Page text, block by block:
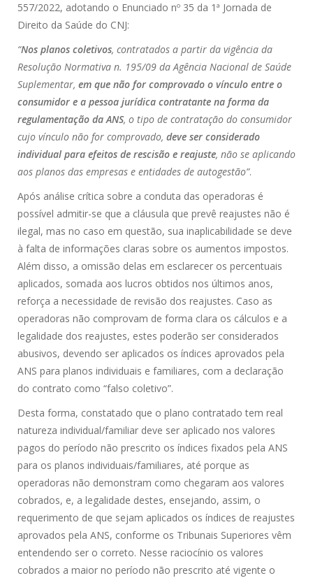
557/2022, adotando o Enunciado nº 35 da 1ª Jornada de
Direito da Saúde do CNJ:
“Nos planos coletivos, contratados a partir da vigência da
Resolução Normativa n. 195/09 da Agência Nacional de Saúde
Suplementar, em que não for comprovado o vínculo entre o
consumidor e a pessoa jurídica contratante na forma da
regulamentação da ANS, o tipo de contratação do consumidor
cujo vínculo não for comprovado, deve ser considerado
individual para efeitos de rescisão e reajuste, não se aplicando
aos planos das empresas e entidades de autogestão”.
Após análise crítica sobre a conduta das operadoras é
possível admitir-se que a cláusula que prevê reajustes não é
ilegal, mas no caso em questão, sua inaplicabilidade se deve
à falta de informações claras sobre os aumentos impostos.
Além disso, a omissão delas em esclarecer os percentuais
aplicados, somada aos lucros obtidos nos últimos anos,
reforça a necessidade de revisão dos reajustes. Caso as
operadoras não comprovam de forma clara os cálculos e a
legalidade dos reajustes, estes poderão ser considerados
abusivos, devendo ser aplicados os índices aprovados pela
ANS para planos individuais e familiares, com a declaração
do contrato como “falso coletivo”.
Desta forma, constatado que o plano contratado tem real
natureza individual/familiar deve ser aplicado nos valores
pagos do período não prescrito os índices fixados pela ANS
para os planos individuais/familiares, até porque as
operadoras não demonstram como chegaram aos valores
cobrados, e, a legalidade destes, ensejando, assim, o
requerimento de que sejam aplicados os índices de reajustes
aprovados pela ANS, conforme os Tribunais Superiores vêm
entendendo ser o correto. Nesse raciocínio os valores
cobrados a maior no período não prescrito até vigente o